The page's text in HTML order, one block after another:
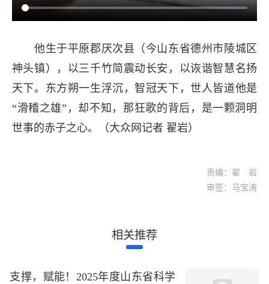
他生于平原郡厌次县（今山东省德州市陵城区
神头镇），以三千竹简震动长安，以诙谐智慧名扬
天下。东方朔一生浮沉，智冠天下，世人皆道他是
“滑稽之雄”，却不知，那狂歌的背后，是一颗洞明
世事的赤子之心。（大众网记者 翟岩）
责编：翟 岩
审签：马宝涛
相关推荐
支撑，赋能！2025年度山东省科学